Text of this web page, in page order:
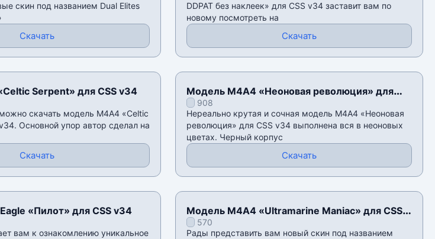
скин под названием Dual Elites
Скачать
DDPAT без наклеек» для CSS v34 заставит вам по
новому посмотреть на
Скачать
Serpent» для CSS v34
скачать модель М4А4 «Celtic
Основной упор автор сделал на
Скачать
Модель M4A4 «Неоновая революция» для
CSS v34
908
Нереально крутая и сочная модель M4A4 «Неоновая
революция» для CSS v34 выполнена вся в неоновых
цветах. Черный корпус
Скачать
«Пилот» для CSS v34
вам к ознакомлению уникальное
Модель М4А4 «Ultramarine Maniac» для CSS
v34570
Рады представить вам новый скин под названием